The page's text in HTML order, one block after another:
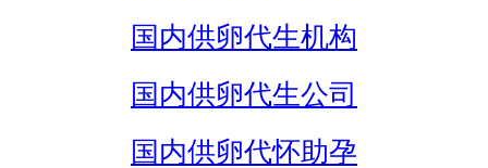
国内供卵代生机构
国内供卵代生公司
国内供卵代怀助孕